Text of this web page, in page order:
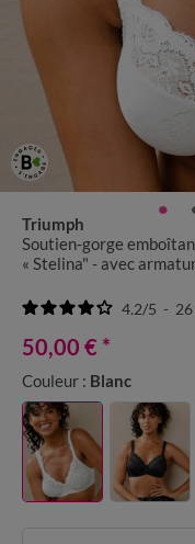
Triumph
Soutien-gorge
« Stelina" - avec
4.2/5 - 26
50,00 € *
Couleur : Blanc